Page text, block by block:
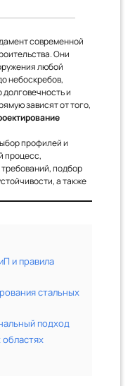
современной
Они
любой
небоскребов,
и
зависят от того,
профилей и
процесс,
подбор
а также
и правила
стальных
подход